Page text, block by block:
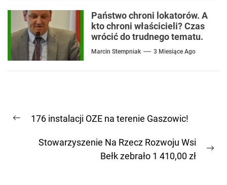
Państwo chroni lokatorów. A
kto chroni właścicieli? Czas
wrócić do trudnego tematu.
Marcin Stempniak 3 Miesiące Ago
wpisu
Previous
176 instalacji OZE na terenie Gaszowic!
Stowarzyszenie Na Rzecz Rozwoju Wsi
Bełk zebrało 1 410,00 zł